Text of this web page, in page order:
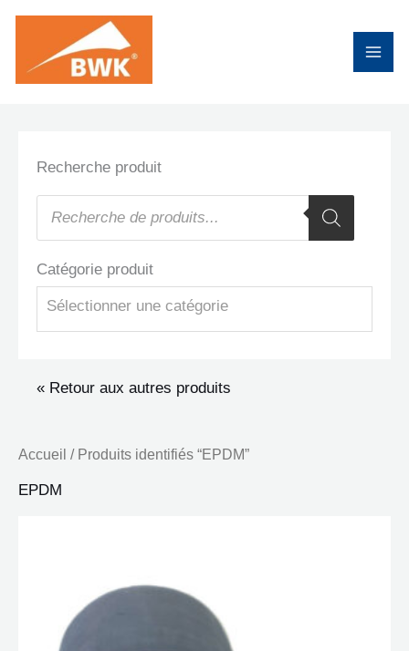
contenu
Recherche produit
Recherche
de
Catégorie produit
Sélectionner une catégorie
« Retour aux autres produits
Accueil / Produits identifiés “EPDM”
EPDM